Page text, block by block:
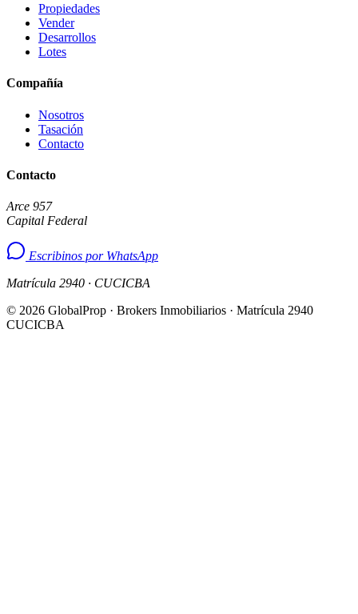
Propiedades
Vender
Desarrollos
Lotes
Compañía
Nosotros
Tasación
Contacto
Contacto
Arce 957
Capital Federal
Escribinos por WhatsApp
Matrícula 2940 · CUCICBA
© 2026 GlobalProp · Brokers Inmobiliarios · Matrícula 2940
CUCICBA